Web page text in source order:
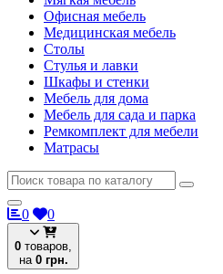
Офисная мебель
Медицинская мебель
Столы
Стулья и лавки
Шкафы и стенки
Мебель для дома
Мебель для сада и парка
Ремкомплект для мебели
Матрасы
0 0
0 товаров,
на 0 грн.